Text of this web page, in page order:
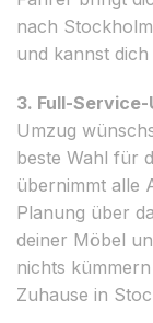
nach
und kannst
3. Full-Service-
Umzug
beste Wahl für
übernimmt alle
Planung über
deiner Möbel
nichts
Zuhause in